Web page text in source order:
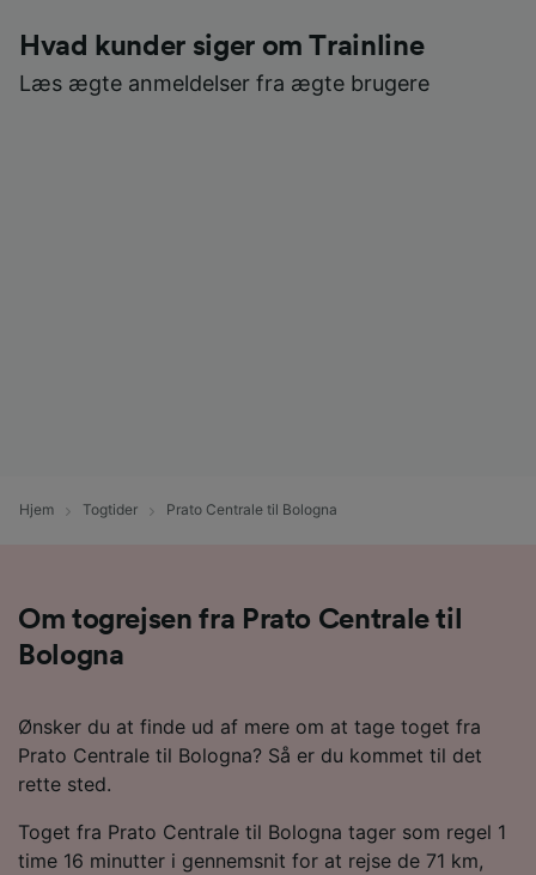
Hvad kunder siger om Trainline
Læs ægte anmeldelser fra ægte brugere
Hjem Togtider Prato Centrale til Bologna
Om togrejsen fra Prato Centrale til
Bologna
Ønsker du at finde ud af mere om at tage toget fra
Prato Centrale til Bologna? Så er du kommet til det
rette sted.
Toget fra Prato Centrale til Bologna tager som regel 1
time 16 minutter i gennemsnit for at rejse de 71 km,